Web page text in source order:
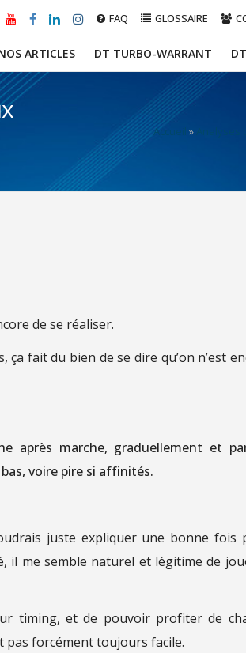
ARTICLES DT TURBO-WARRANT
FAQ GLOSSAIRE
Accueil »
de se réaliser.
ça fait du bien de se dire qu’on n’est
après marche, graduellement et
voire pire si affinités.
juste expliquer une bonne fois
il me semble naturel et légitime de
timing, et de pouvoir profiter de
pas forcément toujours facile.